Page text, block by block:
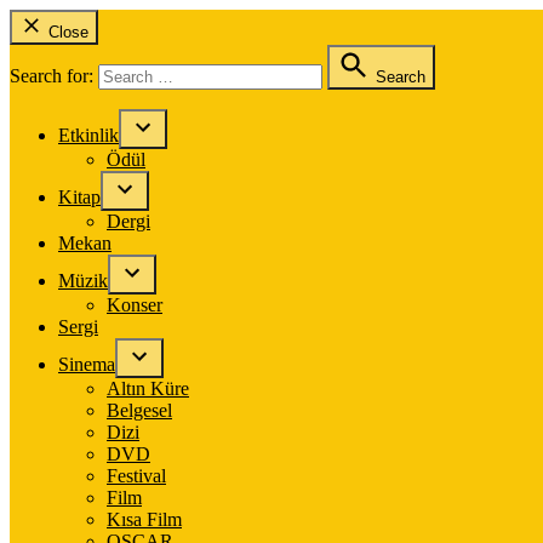
Close
Search for: Search
Etkinlik
Ödül
Kitap
Dergi
Mekan
Müzik
Konser
Sergi
Sinema
Altın Küre
Belgesel
Dizi
DVD
Festival
Film
Kısa Film